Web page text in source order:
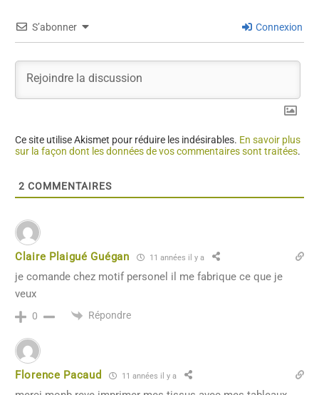
S’abonner Connexion
Ce site utilise Akismet pour réduire les indésirables. En savoir plus
sur la façon dont les données de vos commentaires sont traitées.
2 COMMENTAIRES
Claire Plaigué Guégan 11 années il y a
je comande chez motif personel il me fabrique ce que je
veux
0 Répondre
Florence Pacaud 11 années il y a